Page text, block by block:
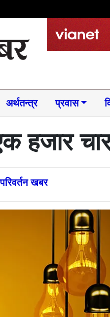
अर्थतन्त्र प्रवास
हजार
परिवर्तन खबर